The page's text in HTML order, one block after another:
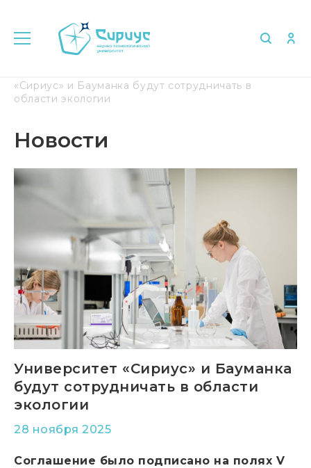
«Сириус» и Бауманка будут сотрудничать в
области экологии
Новости
Университет «Сириус» и Бауманка
будут сотрудничать в области
экологии
28 ноября 2025
Соглашение было подписано на полях V